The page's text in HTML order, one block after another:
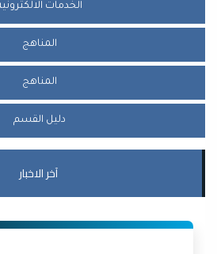
الخدمات الالكترونية
المناهج
المناهج
دليل القسم
آخر الاخبار